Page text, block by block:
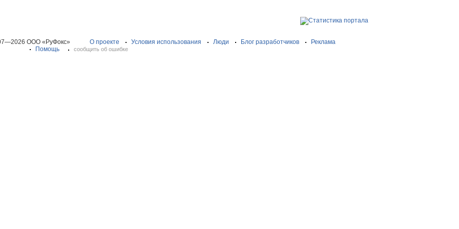
ООО «РуФокс» О проекте Условия использования Люди Блог разработчиков
Реклама
Помощь
сообщить об ошибке